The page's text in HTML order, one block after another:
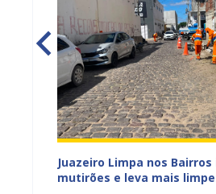
Juazeiro Limpa nos
mutirões e leva mais